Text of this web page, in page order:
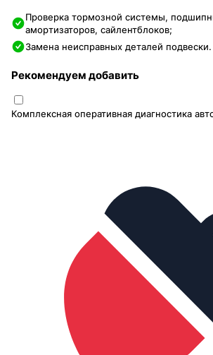
Проверка тормозной системы,
амортизаторов, сайлентблоков;
Замена неисправных деталей подвески.
Рекомендуем добавить
Комплексная оперативная диагностика